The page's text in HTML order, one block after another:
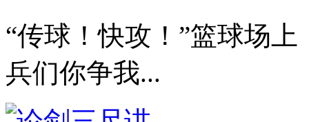
“传球！快攻！”篮球场
兵们你争我...